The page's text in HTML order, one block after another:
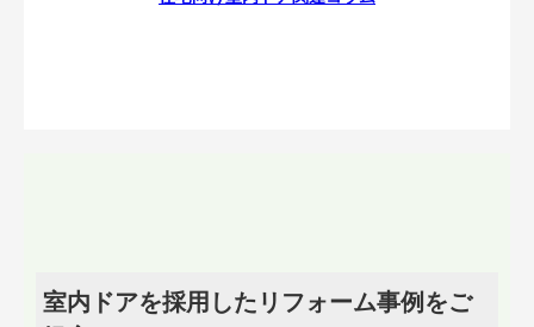
室内ドアを採用したリフォーム事例をご